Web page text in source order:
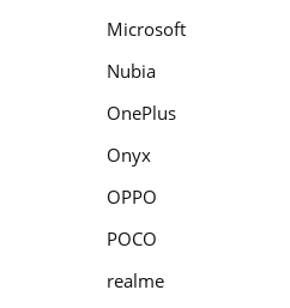
Microsoft
Nubia
OnePlus
Onyx
OPPO
POCO
realme